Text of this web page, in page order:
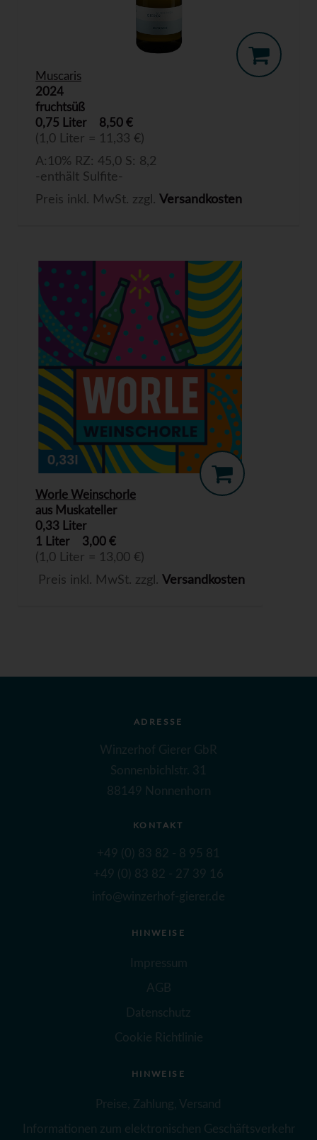
Muscaris
2024
fruchtsüß
0,75 Liter
8,50 €
(1,0 Liter = 11,33 €)
A:10% RZ: 45,0 S: 8,2
-enthält Sulfite-
Preis inkl. MwSt. zzgl. Versandkosten
Worle Weinschorle
aus Muskateller
0,33 Liter
1 Liter
3,00 €
(1,0 Liter = 13,00 €)
Preis inkl. MwSt. zzgl. Versandkosten
ADRESSE
Winzerhof Gierer GbR
Sonnenbichlstr. 31
88149 Nonnenhorn
KONTAKT
+49 (0) 83 82 - 8 95 81
+49 (0) 83 82 - 27 39 16
info@winzerhof-gierer.de
HINWEISE
Impressum
AGB
Datenschutz
Cookie Richtlinie
HINWEISE
Preise, Zahlung, Versand
Informationen zum elektronischen Geschäftsverkehr